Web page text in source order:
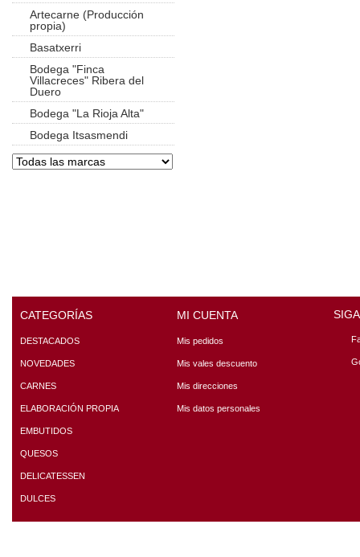
Artecarne (Producción
propia)
Basatxerri
Bodega "Finca
Villacreces" Ribera del
Duero
Bodega "La Rioja Alta"
Bodega Itsasmendi
CATEGORÍAS
DESTACADOS
NOVEDADES
CARNES
ELABORACIÓN PROPIA
EMBUTIDOS
QUESOS
DELICATESSEN
DULCES
MI CUENTA
Mis pedidos
Mis vales descuento
Mis direcciones
Mis datos personales